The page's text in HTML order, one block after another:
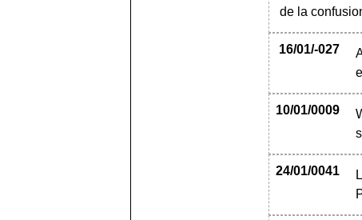
de la
16/01/-027
10/01/0009
24/01/0041